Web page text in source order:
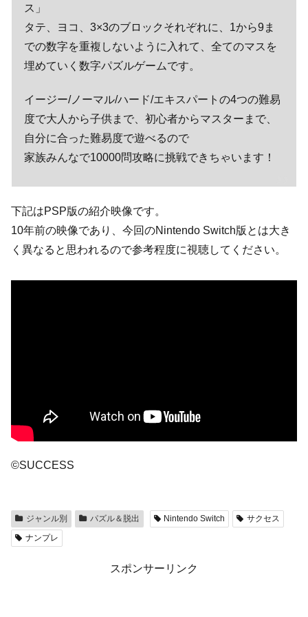
ス」
タテ、ヨコ、3×3のブロックそれぞれに、1から9ま
での数字を重複しないように入れて、全てのマスを
埋めていく数字パズルゲームです。
イージー/ノーマル/ハード/エキスパートの4つの難易
度で大人から子供まで、初心者からマスターまで、
自分に合った難易度で遊べるので
家族みんなで10000問攻略に挑戦できちゃいます！
下記はPSP版の紹介映像です。
10年前の映像であり、今回のNintendo Switch版とは大き
く異なると思われるので参考程度に視聴してください。
©SUCCESS
ジャンル別 パズル＆脱出 Nintendo Switch
サクセス
ナンプレ
スポンサーリンク